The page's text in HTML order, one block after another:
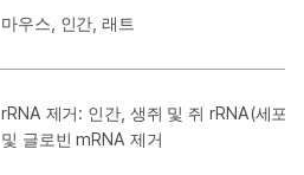
마우스, 인간, 래트
rRNA 제거: 인간, 생쥐 및 쥐 rRNA(세포
및 글로빈 mRNA 제거